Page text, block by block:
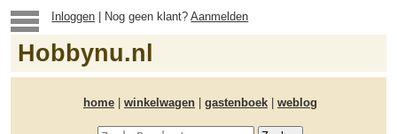
Inloggen | Nog geen klant?Aanmelden
Hobbynu.nl
home winkelwagen gastenboek weblog